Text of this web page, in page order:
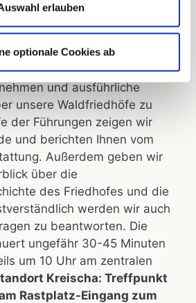
erlauben
optionale Cookies ab
dazu ein, an einer unserer
und ausführliche
unsere Waldfriedhöfe zu
der Führungen zeigen wir
und berichten Ihnen vom
Außerdem geben wir
über die
des Friedhofes und die
werden wir auch
zu beantworten. Die
ungefähr 30-45 Minuten
um 10 Uhr am zentralen
Kreischa: Treffpunkt
Rastplatz-Eingang zum